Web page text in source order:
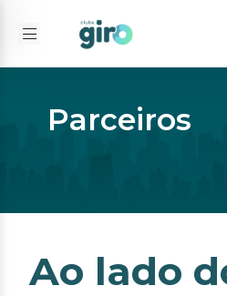
Parceiros
Ao lado